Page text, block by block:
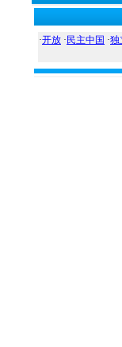
·开放 · 民主中国 ·独